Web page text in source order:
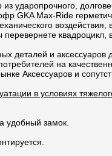
ударопрочного,
GKA Max-Ride
воздействия,
перевернете
деталей и аксессуаров
на
Аксессуаров и
в условиях
удобный замок.